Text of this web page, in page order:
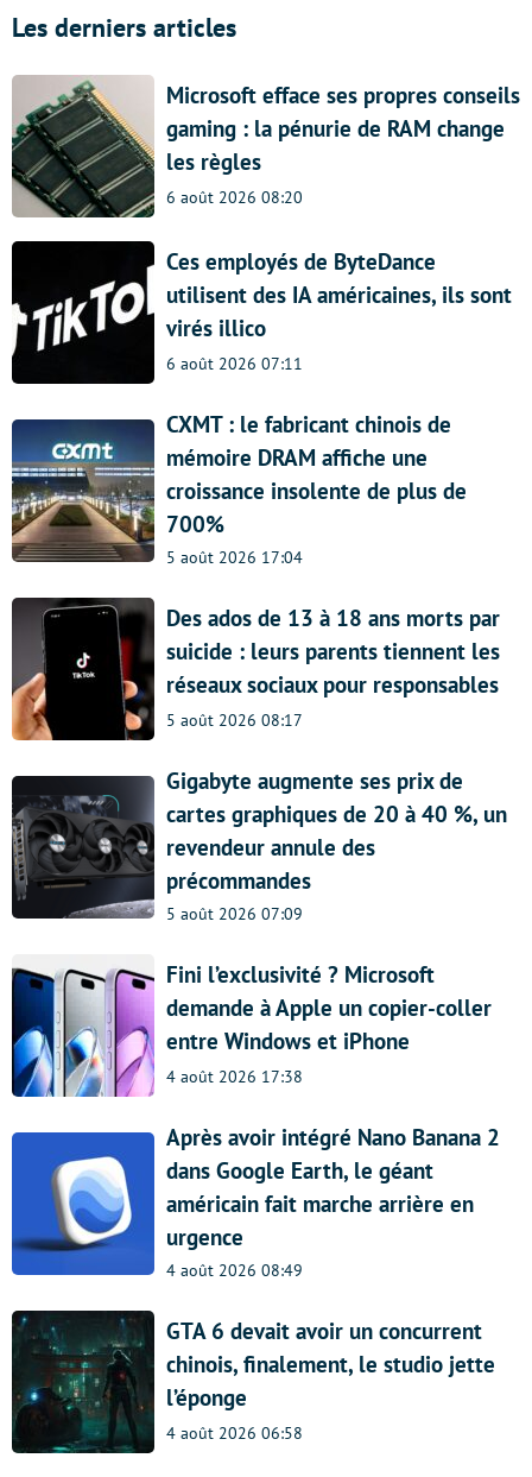
Les derniers articles
Microsoft efface ses propres conseils
gaming : la pénurie de RAM change
les règles
6 août 2026 08:20
Ces employés de ByteDance
utilisent des IA américaines, ils sont
virés illico
6 août 2026 07:11
CXMT : le fabricant chinois de
mémoire DRAM affiche une
croissance insolente de plus de
700%
5 août 2026 17:04
Des ados de 13 à 18 ans morts par
suicide : leurs parents tiennent les
réseaux sociaux pour responsables
5 août 2026 08:17
Gigabyte augmente ses prix de
cartes graphiques de 20 à 40 %, un
revendeur annule des
précommandes
5 août 2026 07:09
Fini l’exclusivité ? Microsoft
demande à Apple un copier-coller
entre Windows et iPhone
4 août 2026 17:38
Après avoir intégré Nano Banana 2
dans Google Earth, le géant
américain fait marche arrière en
urgence
4 août 2026 08:49
GTA 6 devait avoir un concurrent
chinois, finalement, le studio jette
l’éponge
4 août 2026 06:58